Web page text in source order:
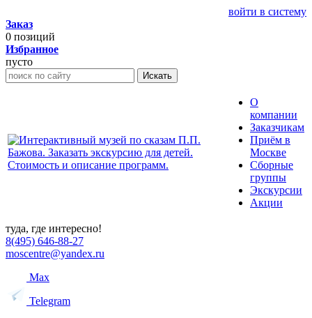
войти в систему
Заказ
0 позиций
Избранное
пусто
Искать
О
компании
Заказчикам
Приём в
Москве
Сборные
группы
Экскурсии
Акции
туда, где интересно!
8(495) 646-88-27
moscentre@yandex.ru
Max
Telegram